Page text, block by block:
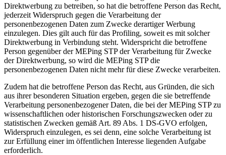
Direktwerbung zu betreiben, so hat die betroffene Person das Recht,
jederzeit Widerspruch gegen die Verarbeitung der
personenbezogenen Daten zum Zwecke derartiger Werbung
einzulegen. Dies gilt auch für das Profiling, soweit es mit solcher
Direktwerbung in Verbindung steht. Widerspricht die betroffene
Person gegenüber der MEPing STP der Verarbeitung für Zwecke
der Direktwerbung, so wird die MEPing STP die
personenbezogenen Daten nicht mehr für diese Zwecke verarbeiten.
Zudem hat die betroffene Person das Recht, aus Gründen, die sich
aus ihrer besonderen Situation ergeben, gegen die sie betreffende
Verarbeitung personenbezogener Daten, die bei der MEPing STP zu
wissenschaftlichen oder historischen Forschungszwecken oder zu
statistischen Zwecken gemäß Art. 89 Abs. 1 DS-GVO erfolgen,
Widerspruch einzulegen, es sei denn, eine solche Verarbeitung ist
zur Erfüllung einer im öffentlichen Interesse liegenden Aufgabe
erforderlich.